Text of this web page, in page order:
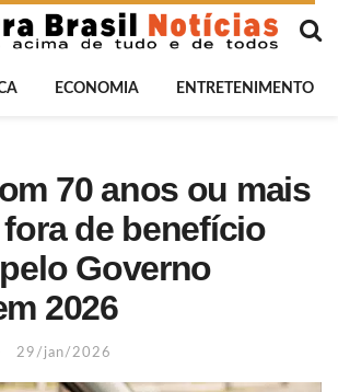
ECONOMIA ENTRETENIMENTO
70 anos ou mais
de benefício
Governo
2026
29/jan/2026